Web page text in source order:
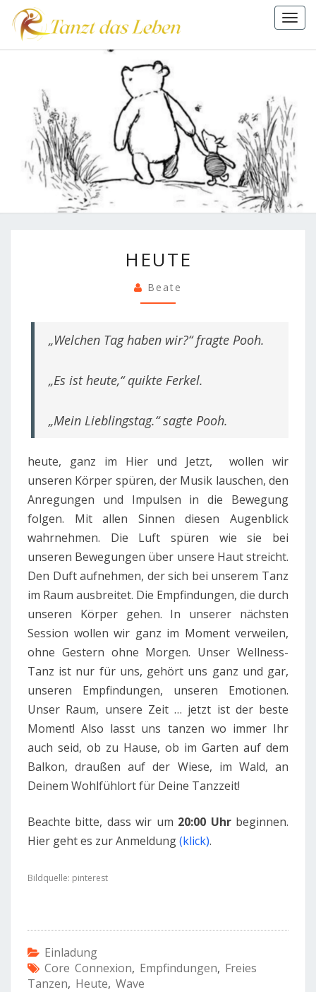
HEUTE
Beate
„Welchen Tag haben wir?“ fragte Pooh.
„Es ist heute,“ quikte Ferkel.
„Mein Lieblingstag.“ sagte Pooh.
heute, ganz im Hier und Jetzt, wollen wir
unseren Körper spüren, der Musik lauschen, den
Anregungen und Impulsen in die Bewegung
folgen. Mit allen Sinnen diesen Augenblick
wahrnehmen. Die Luft spüren wie sie bei
unseren Bewegungen über unsere Haut streicht.
Den Duft aufnehmen, der sich bei unserem Tanz
im Raum ausbreitet. Die Empfindungen, die durch
unseren Körper gehen. In unserer nächsten
Session wollen wir ganz im Moment verweilen,
ohne Gestern ohne Morgen. Unser Wellness-
Tanz ist nur für uns, gehört uns ganz und gar,
unseren Empfindungen, unseren Emotionen.
Unser Raum, unsere Zeit … jetzt ist der beste
Moment! Also lasst uns tanzen wo immer Ihr
auch seid, ob zu Hause, ob im Garten auf dem
Balkon, draußen auf der Wiese, im Wald, an
Deinem Wohlfühlort für Deine Tanzzeit!
Beachte bitte, dass wir um 20:00 Uhrbeginnen.
Hier geht es zur Anmeldung(klick).
Bildquelle: pinterest
Einladung
Core Connexion, Empfindungen, Freies
Tanzen, Heute, Wave